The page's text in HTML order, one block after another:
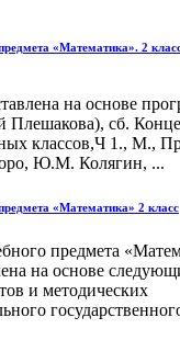
«Математика». 2
на основе
Плешакова), сб.
классов,Ч 1., М.,
Ю.М. Колягин, ...
«Математика» 2 класс
предмета
на основе
и методических